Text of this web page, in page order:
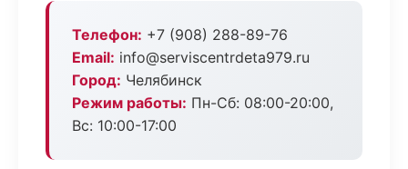
Телефон: +7 (908) 288-89-76
Email: info@serviscentrdeta979.ru
Город: Челябинск
Режим работы: Пн-Сб: 08:00-20:00,
Вс: 10:00-17:00